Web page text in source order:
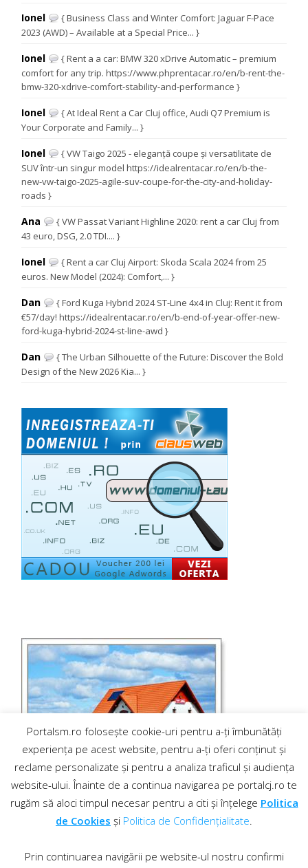
Ionel
{ Business Class and Winter Comfort: Jaguar F-Pace
2023 (AWD) – Available at a Special Price... }
Ionel
{ Rent a a car: BMW 320 xDrive Automatic – premium
comfort for any trip. https://www.phprentacar.ro/en/b-rent-the-
bmw-320-xdrive-comfort-stability-and-performance }
Ionel
{ At Ideal Rent a Car Cluj office, Audi Q7 Premium is
Your Corporate and Family... }
Ionel
{ VW Taigo 2025 - eleganță coupe și versatilitate de
SUV într-un singur model https://idealrentacar.ro/en/b-the-
new-vw-taigo-2025-agile-suv-coupe-for-the-city-and-holiday-
roads }
Ana
{ VW Passat Variant Highline 2020: rent a car Cluj from
43 euro, DSG, 2.0 TDI.... }
Ionel
{ Rent a car Cluj Airport: Skoda Scala 2024 from 25
euros. New Model (2024): Comfort,... }
Dan
{ Ford Kuga Hybrid 2024 ST-Line 4x4 in Cluj: Rent it from
€57/day! https://idealrentacar.ro/en/b-end-of-year-offer-new-
ford-kuga-hybrid-2024-st-line-awd }
Dan
{ The Urban Silhouette of the Future: Discover the Bold
Design of the New 2026 Kia... }
Portalsm.ro folosește cookie-uri pentru a-ți îmbunătăți
experiența pe acest website, pentru a-ți oferi conținut și
reclame personalizate și pentru a analiza traficul și audiența
website-ului. Înainte de a continua navigarea pe portalcj.ro te
rugăm să aloci timpul necesar pentru a citi și înțelege Politica
de Cookies și Politica de Confidențialitate.
Prin continuarea navigării pe website-ul nostru confirmi